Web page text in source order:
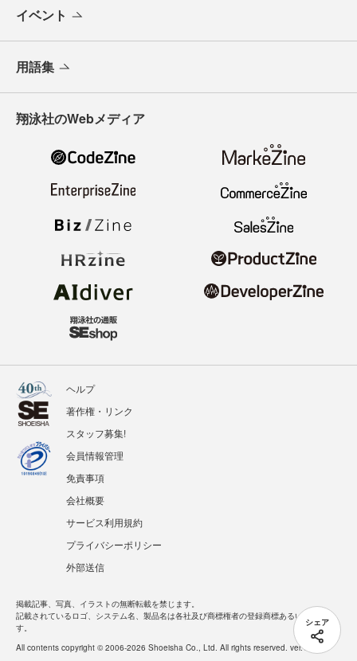
シェア
イベント
用語集
翔泳社のWebメディア
ヘルプ
著作権・リンク
スタッフ募集!
会員情報管理
免責事項
会社概要
サービス利用規約
プライバシーポリシー
外部送信
掲載記事、写真、イラストの無断転載を禁じます。
記載されているロゴ、システム名、製品名は各社及び商標権者の登録商標あるいは商標で
す。
All contents copyright © 2006-2026 Shoeisha Co., Ltd. All rights reserved. ver.1.5